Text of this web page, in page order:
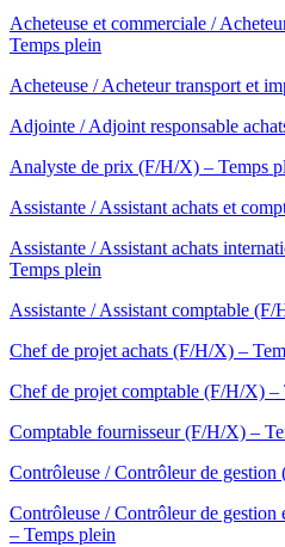
Acheteuse et commerciale /
Temps plein
Acheteuse / Acheteur transport et
Adjointe / Adjoint responsable
Analyste de prix (F/H/X) – Temps
Assistante / Assistant achats et
Assistante / Assistant achats
Temps plein
Assistante / Assistant comptable
Chef de projet achats (F/H/X) –
Chef de projet comptable (F/H/X) –
Comptable fournisseur (F/H/X) –
Contrôleuse / Contrôleur de
Contrôleuse / Contrôleur de
– Temps plein